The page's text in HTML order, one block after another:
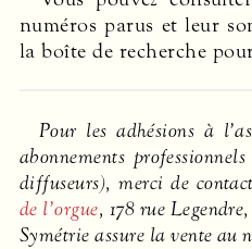
numéros parus et leur
la boîte de recherche
Pour les adhésions à
abonnements
diffuseurs), merci de
de l’orgue, 178 rue
Symétrie assure la vente au